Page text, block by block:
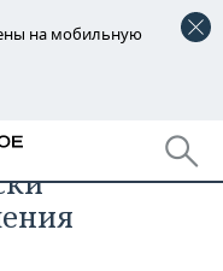
на мобильную
могут